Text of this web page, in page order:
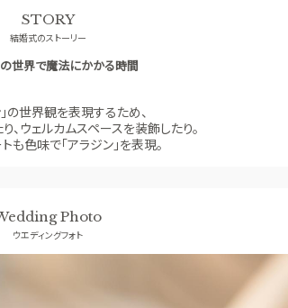
STORY
結婚式のストーリー
世界で魔法にかかる時間
」の世界観を表現するため、
、ウェルカムスペースを装飾したり。
も色味で「アラジン」を表現。
Photo
ウエディングフォト